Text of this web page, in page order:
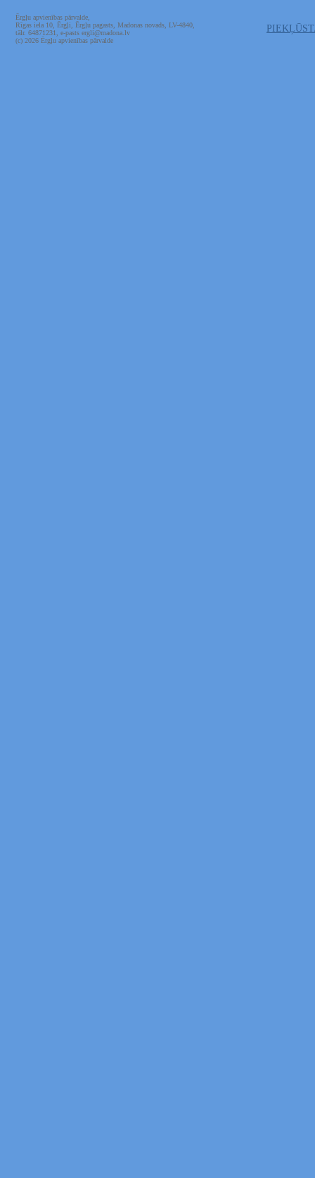
Ērgļu apvienības pārvalde,
Rīgas iela 10, Ērgļi, Ērgļu pagasts, Madonas novads, LV-4840,
tālr. 64871231, e-pasts ergli@madona.lv
(c) 2026 Ērgļu apvienības pārvalde